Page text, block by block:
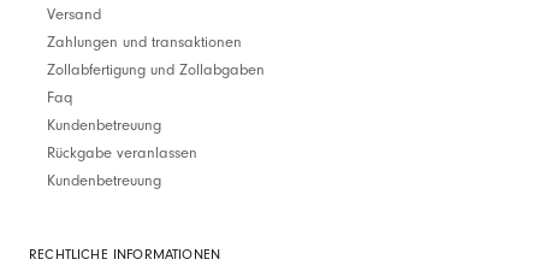
Versand
Zahlungen und transaktionen
Zollabfertigung und Zollabgaben
Faq
Kundenbetreuung
Rückgabe veranlassen
Kundenbetreuung
RECHTLICHE INFORMATIONEN